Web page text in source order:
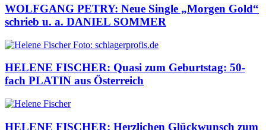
WOLFGANG PETRY: Neue Single „Morgen Gold“
schrieb u. a. DANIEL SOMMER
HELENE FISCHER: Quasi zum Geburtstag: 50-
fach PLATIN aus Österreich
HELENE FISCHER: Herzlichen Glückwunsch zum